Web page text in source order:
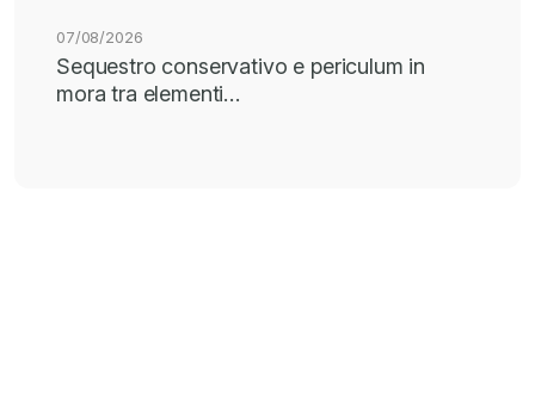
07/08/2026
Sequestro conservativo e periculum in
mora tra elementi…